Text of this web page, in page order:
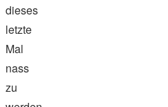
dieses
letzte
Mal
nass
zu